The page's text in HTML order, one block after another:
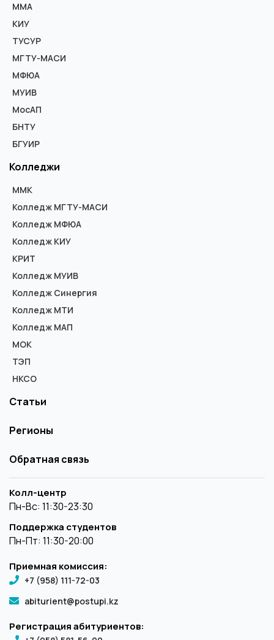
ММА
КИУ
ТУСУР
МГТУ-МАСИ
МФЮА
МУИВ
МосАП
БНТУ
БГУИР
Колледжи
ММК
Колледж МГТУ-МАСИ
Колледж МФЮА
Колледж КИУ
КРИТ
Колледж МУИВ
Колледж Синергия
Колледж МТИ
Колледж МАП
МОК
ТЭП
НКСО
Статьи
Регионы
Обратная связь
Колл-центр
Пн-Вс: 11:30-23:30
Поддержка студентов
Пн-Пт: 11:30-20:00
Приемная комиссия:
+7 (958) 111-72-03
abiturient@postupi.kz
Регистрация абитуриентов: